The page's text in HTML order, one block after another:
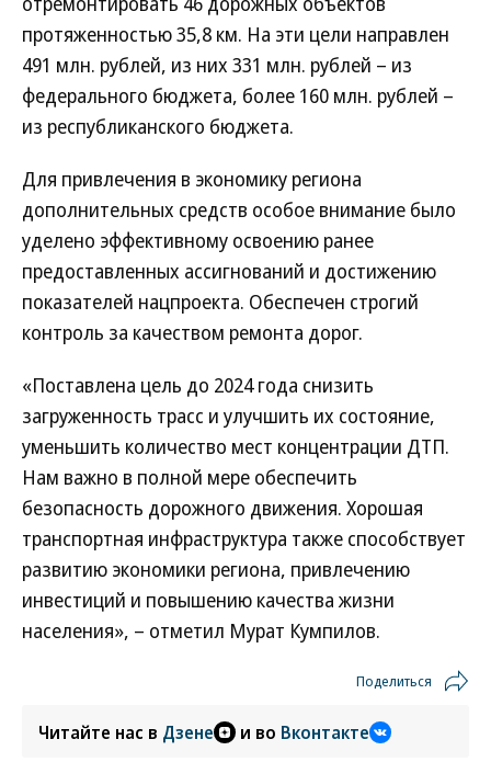
протяженностью 35,8 км. На эти цели направлен
491 млн. рублей, из них 331 млн. рублей – из
федерального бюджета, более 160 млн. рублей –
из республиканского бюджета.
Для привлечения в экономику региона
дополнительных средств особое внимание было
уделено эффективному освоению ранее
предоставленных ассигнований и достижению
показателей нацпроекта. Обеспечен строгий
контроль за качеством ремонта дорог.
«Поставлена цель до 2024 года снизить
загруженность трасс и улучшить их состояние,
уменьшить количество мест концентрации ДТП.
Нам важно в полной мере обеспечить
безопасность дорожного движения. Хорошая
транспортная инфраструктура также способствует
развитию экономики региона, привлечению
инвестиций и повышению качества жизни
населения», – отметил Мурат Кумпилов.
Поделиться
Читайте нас в Дзене и во Вконтакте